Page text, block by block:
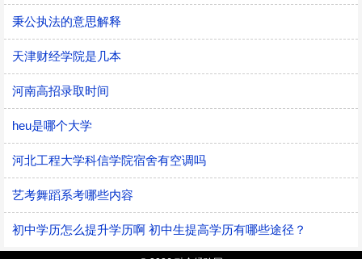
秉公执法的意思解释
天津财经学院是几本
河南高招录取时间
heu是哪个大学
河北工程大学科信学院宿舍有空调吗
艺考舞蹈系考哪些内容
初中学历怎么提升学历啊 初中生提高学历有哪些途径？